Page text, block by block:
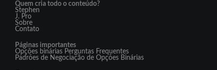
Quem cria todo o conteúdo?
Stephen
J. Pro
Sobre
Contato
Páginas importantes
Opções binárias Perguntas Frequentes
Padrões de Negociação de Opções Binárias